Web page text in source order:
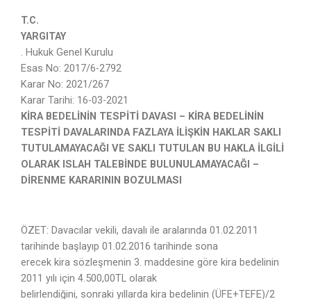
T.C.
YARGITAY
. Hukuk Genel Kurulu
Esas No: 2017/6-2792
Karar No: 2021/267
Karar Tarihi: 16-03-2021
KİRA BEDELİNİN TESPİTİ DAVASI – KİRA BEDELİNİN
TESPİTİ DAVALARINDA FAZLAYA İLİŞKİN HAKLAR SAKLI
TUTULAMAYACAĞI VE SAKLI TUTULAN BU HAKLA İLGİLİ
OLARAK ISLAH TALEBİNDE BULUNULAMAYACAĞI –
DİRENME KARARININ BOZULMASI
ÖZET: Davacılar vekili, davalı ile aralarında 01.02.2011
tarihinde başlayıp 01.02.2016 tarihinde sona
erecek kira sözleşmenin 3. maddesine göre kira bedelinin
2011 yılı için 4.500,00TL olarak
belirlendiğini, sonraki yıllarda kira bedelinin (ÜFE+TEFE)/2